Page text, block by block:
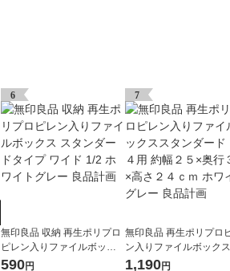
6
無印良品 収納 再生ポリプロ
ピレン入りファイルボック
ス スタンダードタイプ ワイ
590円
7
無印良品 再生ポリプロ
ン入りファイルボック
タンダード Ａ４用 約幅
1,190円